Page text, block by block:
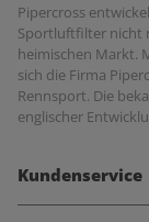
Pipercross
Sportluftfilter nicht
heimischen Markt.
sich die Firma
Rennsport. Die
englischer
Kundenservice